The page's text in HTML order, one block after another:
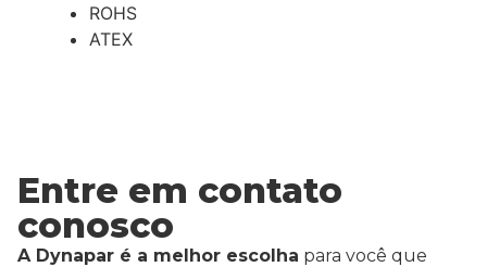
ROHS
ATEX
Entre em contato
conosco
A Dynapar é a melhor escolha para você que